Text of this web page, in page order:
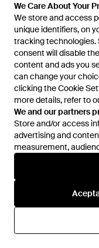
We Care About Your
We store and access
unique identifiers, on
tracking technologies.
consent will disable
content and ads you
can change your
clicking the Cookie
more details, refer to
We and our partners
Store and/or access
advertising and
measurement,
We Care About Your
We store and access
unique identifiers, on
tracking technologies.
consent will disable
content and ads you
can change your
clicking the Cookie
more details, refer to
We and our partners
Store and/or access
advertising and
measurement,
1 754 €
IMROSKA
Vestido Largo 16 Con
De Pluma - Negro
EnFARFETCH
AGOTADO